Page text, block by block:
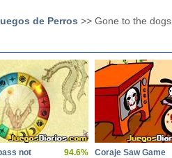
de Perros >> Gone to the dogs
not 94.6% Coraje Saw Game